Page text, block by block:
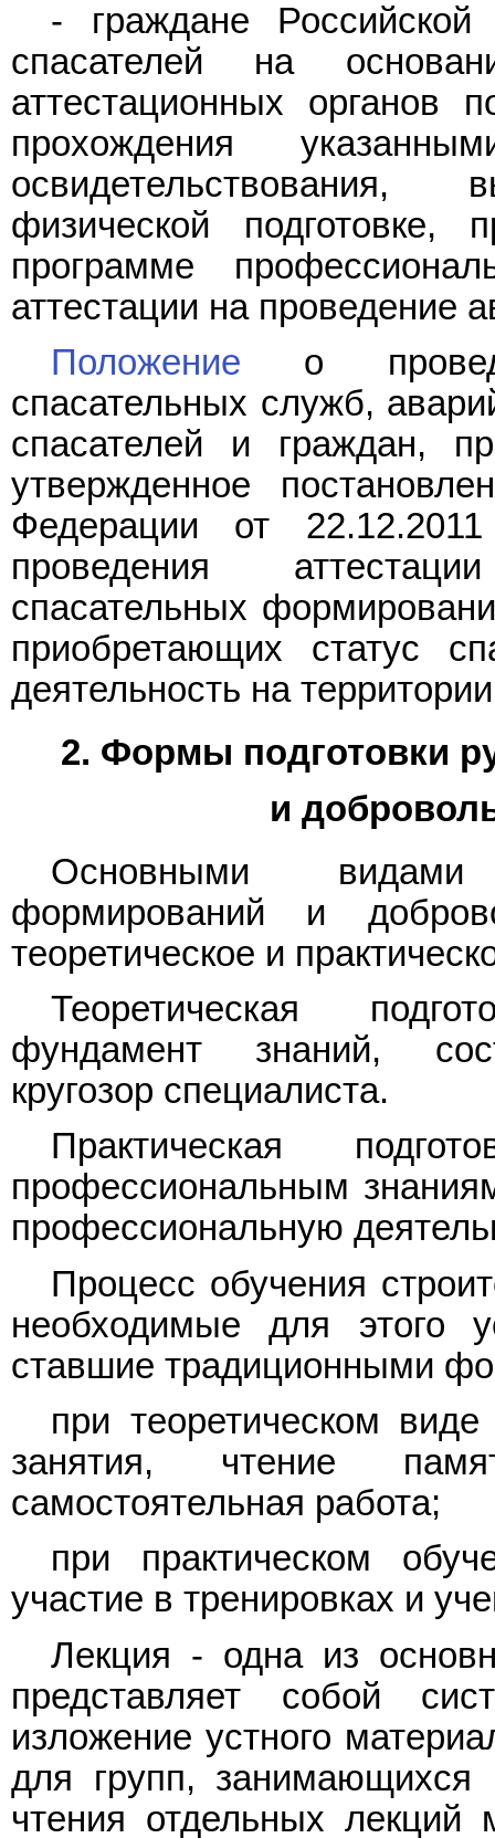
- граждане Российской
спасателей на
аттестационных органов
прохождения
физической подготовке,
программе
аттестации на проведение
Положение о
спасательных служб,
спасателей и граждан,
утвержденное
Федерации от
проведения
спасательных
приобретающих статус
деятельность на
2. Формы подготовки
и
Основными видами
формирований и
теоретическое и
Теоретическая
фундамент знаний,
кругозор специалиста.
Практическая
профессиональным
профессиональную
Процесс обучения
необходимые для этого
ставшие традиционными
при теоретическом
занятия, чтение
самостоятельная работа;
при практическом
участие в тренировках и
Лекция - одна из
представляет собой
изложение устного
для групп,
чтения отдельных лекций